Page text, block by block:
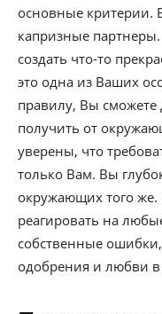
основные критерии.
капризные
создать что-то
это одна из Ваших
правилу, Вы сможете
получить от
уверены, что
только Вам. Вы
окружающих того
реагировать на
собственные ошибки,
одобрения и любви